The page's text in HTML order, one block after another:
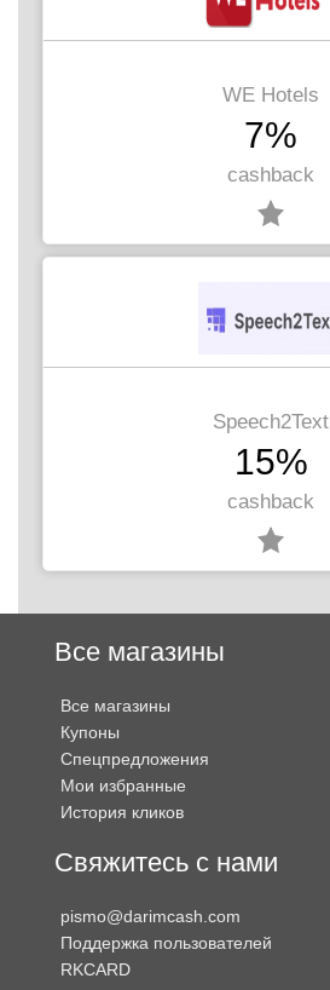
WE Hotels
7%
cashback
Speech2Text
15%
cashback
Все магазины
Все магазины
Купоны
Спецпредложения
Мои избранные
История кликов
Свяжитесь с нами
pismo@darimcash.com
Поддержка пользователей
RKCARD